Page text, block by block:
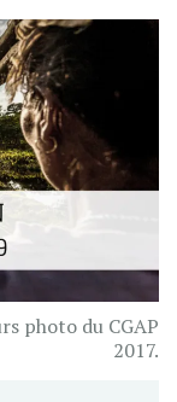
photo du CGAP
2017.